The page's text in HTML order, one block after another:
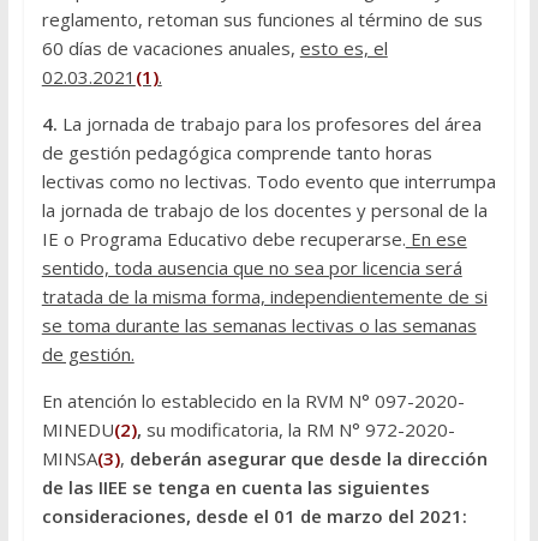
reglamento, retoman sus funciones al término de sus
60 días de vacaciones anuales, esto es, el
02.03.2021 (1).
4. La jornada de trabajo para los profesores del área
de gestión pedagógica comprende tanto horas
lectivas como no lectivas. Todo evento que interrumpa
la jornada de trabajo de los docentes y personal de la
IE o Programa Educativo debe recuperarse. En ese
sentido, toda ausencia que no sea por licencia será
tratada de la misma forma, independientemente de si
se toma durante las semanas lectivas o las semanas
de gestión.
En atención lo establecido en la RVM N° 097-2020-
MINEDU(2), su modificatoria, la RM N° 972-2020-
MINSA(3), deberán asegurar que desde la dirección
de las IIEE se tenga en cuenta las siguientes
consideraciones, desde el 01 de marzo del 2021: